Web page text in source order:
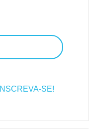
INSCREVA-SE!